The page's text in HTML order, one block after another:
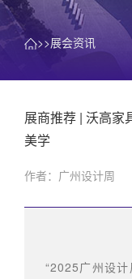
>>展会资讯
展商推荐 | 沃高家
美学
作者：广州设计周
“2025广州设